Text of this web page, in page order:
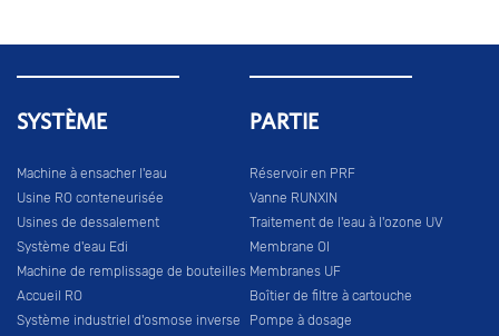
SYSTÈME
Machine à ensacher l'eau
Usine RO conteneurisée
Usines de dessalement
Système d'eau Edi
Machine de remplissage de bouteilles
Accueil RO
Système industriel d'osmose inverse
PARTIE
Réservoir en PRF
Vanne RUNXIN
Traitement de l'eau à l'ozone UV
Membrane OI
Membranes UF
Boîtier de filtre à cartouche
Pompe à dosage